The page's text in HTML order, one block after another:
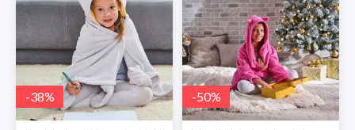
-38% -50%